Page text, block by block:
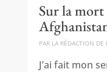
Sur la mort
PAR LA RÉDACTION DE
J’ai fait mon